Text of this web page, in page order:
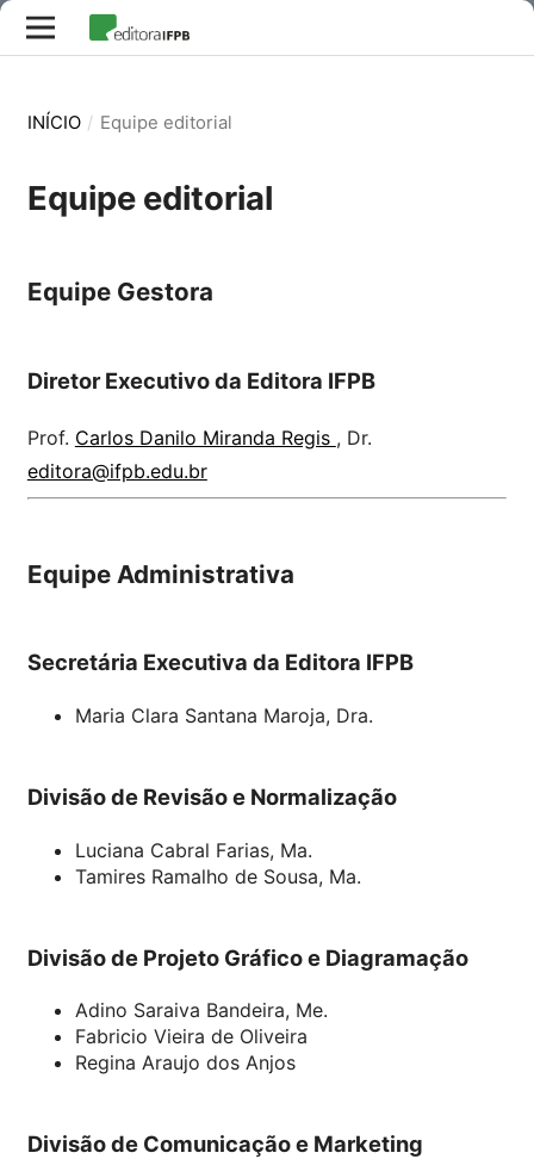
INÍCIO / Equipe editorial
Equipe editorial
Equipe Gestora
Diretor Executivo da Editora IFPB
Prof. Carlos Danilo Miranda Regis , Dr.
editora@ifpb.edu.br
Equipe Administrativa
Secretária Executiva da Editora IFPB
Maria Clara Santana Maroja, Dra.
Divisão de Revisão e Normalização
Luciana Cabral Farias, Ma.
Tamires Ramalho de Sousa, Ma.
Divisão de Projeto Gráfico e Diagramação
Adino Saraiva Bandeira, Me.
Fabricio Vieira de Oliveira
Regina Araujo dos Anjos
Divisão de Comunicação e Marketing